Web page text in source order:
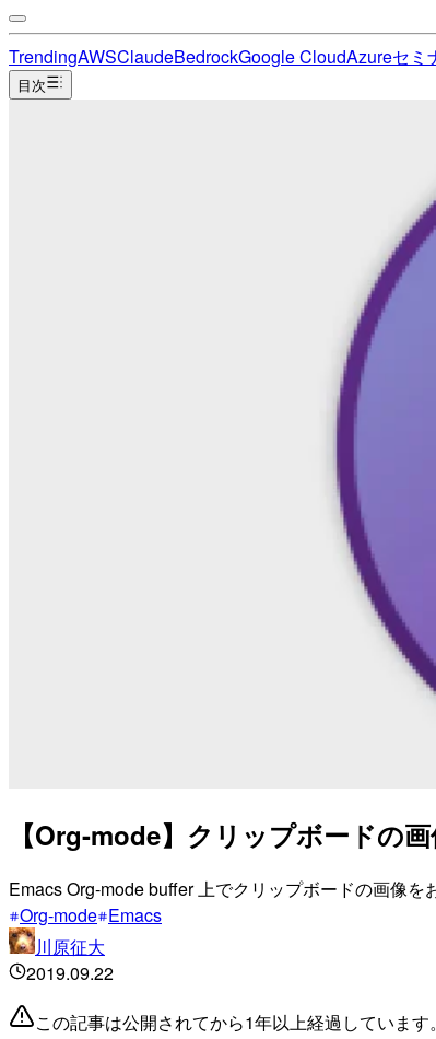
TrendingAWSClaudeBedrockGoogle CloudAzureセミ
目次
【Org-mode】クリップボードの
Emacs Org-mode buffer 上でクリップボードの画像
Org-mode Emacs
川原征大
2019.09.22
この記事は公開されてから1年以上経過していま